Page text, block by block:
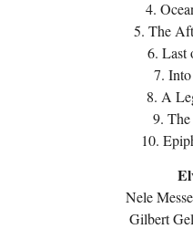
4.
5. The
6. Last
7.
8. A
9.
10.
Nele
Gilbert